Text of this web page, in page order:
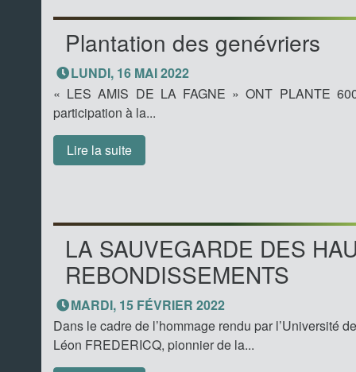
Plantation des genévriers
LUNDI, 16 MAI 2022
« LES AMIS DE LA FAGNE » ONT PLANTE
participation à la...
Lire la suite
LA SAUVEGARDE DES
REBONDISSEMENTS
MARDI, 15 FÉVRIER 2022
Dans le cadre de l’hommage rendu par l’Université
Léon FREDERICQ, pionnier de la...